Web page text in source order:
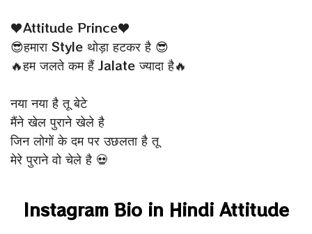
♥Attitude Prince♥
😎हमारा Style थोड़ा हटकर है 😎
🔥हम जलते कम हैं Jalate ज्यादा है🔥
नया नया‬ है ‪तू बेटे
मैंने ‪खेल‬ पुराने ‪खेले‬ है
जिन लोगों के दम पर ‪‎उछलता‬ है तू
मेरे‬ पुराने वो चेले‬ है 💀
Instagram Bio in Hindi Attitude